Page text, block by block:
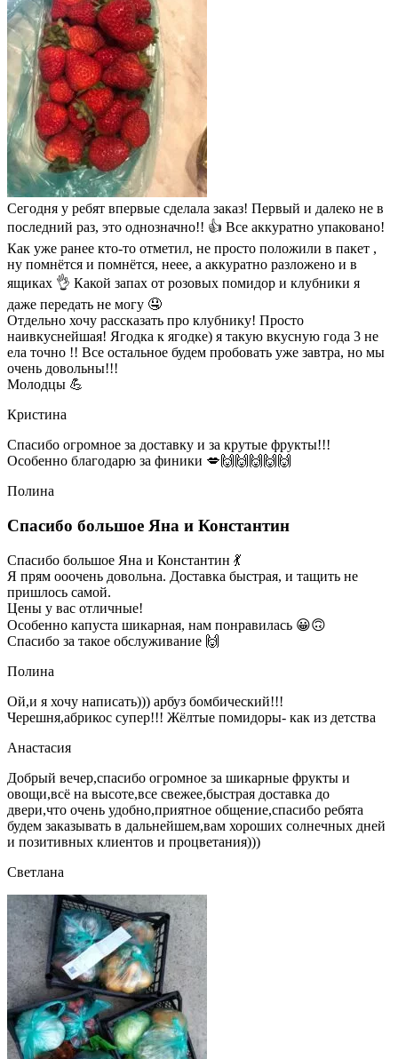
Сегодня у ребят впервые сделала заказ! Первый и далеко не в
последний раз, это однозначно!! 👍 Все аккуратно упаковано!
Как уже ранее кто-то отметил, не просто положили в пакет ,
ну помнётся и помнётся, неее, а аккуратно разложено и в
ящиках 👌 Какой запах от розовых помидор и клубники я
даже передать не могу 🤤
Отдельно хочу рассказать про клубнику! Просто
наивкуснейшая! Ягодка к ягодке) я такую вкусную года 3 не
ела точно !! Все остальное будем пробовать уже завтра, но мы
очень довольны!!!
Молодцы 💪
Кристина
Спасибо огромное за доставку и за крутые фрукты!!!
Особенно благодарю за финики 💋🙌🙌🙌🙌🙌
Полина
Спасибо большое Яна и Константин
Спасибо большое Яна и Константин 💃
Я прям ооочень довольна. Доставка быстрая, и тащить не
пришлось самой.
Цены у вас отличные!
Особенно капуста шикарная, нам понравилась 😀🙃
Спасибо за такое обслуживание 🙌
Полина
Ой,и я хочу написать))) арбуз бомбический!!!
Черешня,абрикос супер!!! Жёлтые помидоры- как из детства
Анастасия
Добрый вечер,спасибо огромное за шикарные фрукты и
овощи,всё на высоте,все свежее,быстрая доставка до
двери,что очень удобно,приятное общение,спасибо ребята
будем заказывать в дальнейшем,вам хороших солнечных дней
и позитивных клиентов и процветания)))
Светлана